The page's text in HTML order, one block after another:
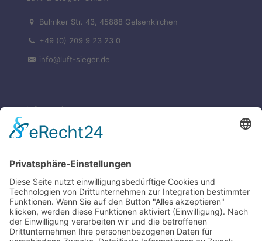
Bulmker Str. 43, 45888 Gelsenkirchen
+49 (0) 209 9 23 23 0
info@luft-sieger.de
Informationen
Kontakt
Datenschutz
Über uns